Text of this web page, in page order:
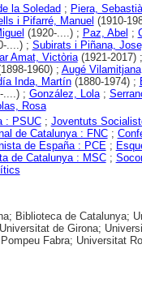
la Soledad ; Piera, Sebastià
i Pifarré, Manuel (1910-
(1920-....) ; Paz, Abel ;
....) ; Subirats i Piñana,
Amat, Victòria(1921-2017) ;
1960) ; Augé
Inda, Martín(1880-1974) ;
....) ; González, Lola;
Rosa
: PSUC; Joventuts
de Catalunya : FNC;
de España : PCE ;
de Catalunya : MSC;
Biblioteca de Catalunya;
de Girona;
Fabra; Universitat